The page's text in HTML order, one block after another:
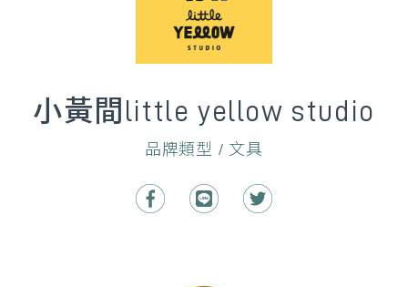
小黃間little yellow studio
品牌類型 / 文具